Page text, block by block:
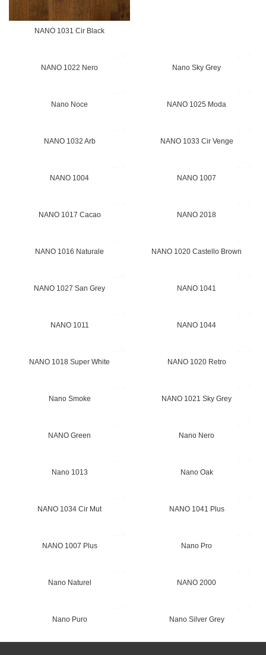
NANO 1031 Cir Black
NANO 1022 Nero Nano Sky Grey
Nano Noce NANO 1025 Moda
NANO 1032 Arb NANO 1033 Cir Venge
NANO 1004 NANO 1007
NANO 1017 Cacao NANO 2018
NANO 1016 Naturale NANO 1020 Castello Brown
NANO 1027 San Grey NANO 1041
NANO 1011 NANO 1044
NANO 1018 Super White NANO 1020 Retro
Nano Smoke NANO 1021 Sky Grey
NANO Green Nano Nero
Nano 1013 Nano Oak
NANO 1034 Cir Mut NANO 1041 Plus
NANO 1007 Plus Nano Pro
Nano Naturel NANO 2000
Nano Puro Nano Silver Grey